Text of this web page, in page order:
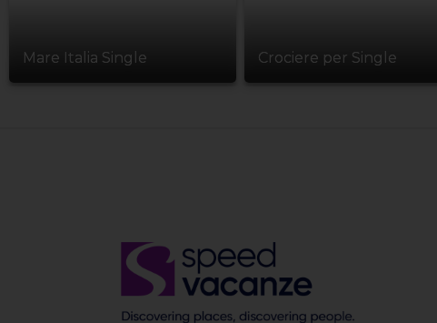
Mare Italia Single Crociere per Single